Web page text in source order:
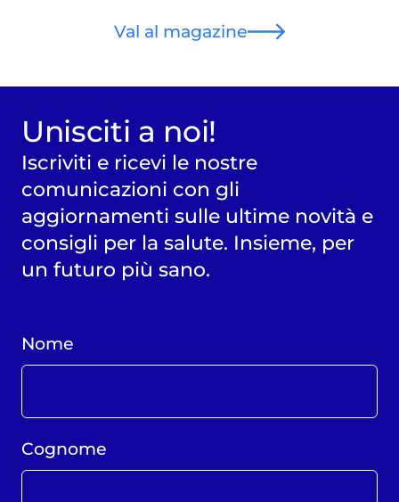
Val al magazine
Unisciti a noi!
Iscriviti e ricevi le nostre
comunicazioni con gli
aggiornamenti sulle ultime novità e
consigli per la salute. Insieme, per
un futuro più sano.
Nome
Cognome